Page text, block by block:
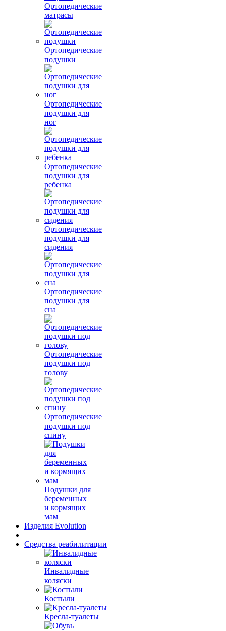
Ортопедические
матрасы
Ортопедические
подушки
Ортопедические
подушки для
ног
Ортопедические
подушки для
ребенка
Ортопедические
подушки для
сидения
Ортопедические
подушки для
сна
Ортопедические
подушки под
голову
Ортопедические
подушки под
спину
Подушки для
беременных
и кормящих
мам
Изделия Evolution
Средства реабилитации
Инвалидные
коляски
Костыли
Кресла-туалеты